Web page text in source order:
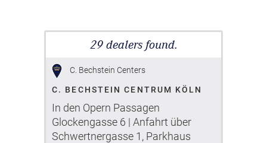
29 dealers found.
C. Bechstein Centers
C. BECHSTEIN CENTRUM KÖLN
In den Opern Passagen
Glockengasse 6 | Anfahrt über
Schwertnergasse 1, Parkhaus